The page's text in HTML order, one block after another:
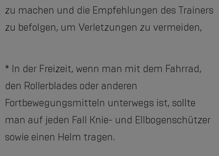
zu machen und die Empfehlungen des Trainers
zu befolgen, um Verletzungen zu vermeiden,
* In der Freizeit, wenn man mit dem Fahrrad,
den Rollerblades oder anderen
Fortbewegungsmitteln unterwegs ist, sollte
man auf jeden Fall Knie- und Ellbogenschützer
sowie einen Helm tragen.